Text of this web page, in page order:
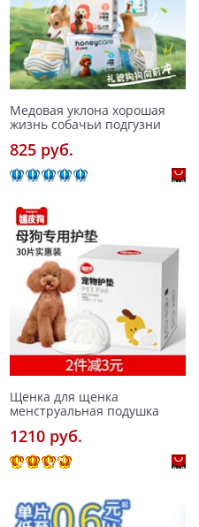
Медовая уклона хорошая
жизнь собачьи подгузни
825 pуб.
Щенка для щенка
менструальная подушка
1210 pуб.